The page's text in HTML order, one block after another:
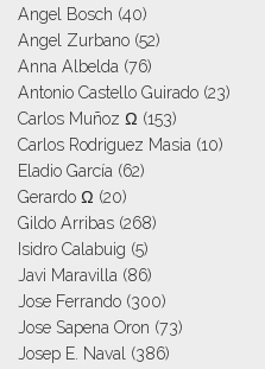
Angel Bosch (40)
Angel Zurbano (52)
Anna Albelda (76)
Antonio Castello Guirado (23)
Carlos Muñoz Ω (153)
Carlos Rodriguez Masia (10)
Eladio García (62)
Gerardo Ω (20)
Gildo Arribas (268)
Isidro Calabuig (5)
Javi Maravilla (86)
Jose Ferrando (300)
Jose Sapena Oron (73)
Josep E. Naval
(386)